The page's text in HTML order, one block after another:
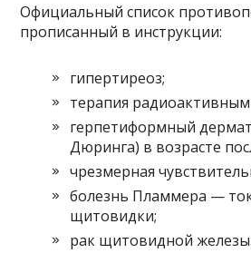
Официальный список
прописанный в инструкции:
гипертиреоз;
терапия
герпетиформный
Дюринга) в возрасте
чрезмерная
болезнь Пламмера —
щитовидки;
рак щитовидной железы.